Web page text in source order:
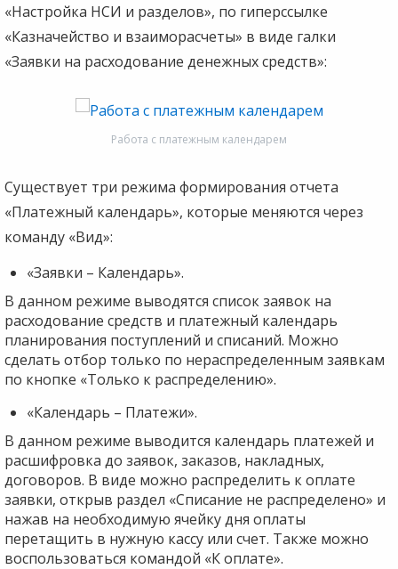
«Настройка НСИ и разделов», по гиперссылке
«Казначейство и взаиморасчеты» в виде галки
«Заявки на расходование денежных средств»:
Работа с платежным календарем
Существует три режима формирования отчета
«Платежный календарь», которые меняются через
команду «Вид»:
«Заявки – Календарь».
В данном режиме выводятся список заявок на
расходование средств и платежный календарь
планирования поступлений и списаний. Можно
сделать отбор только по нераспределенным заявкам
по кнопке «Только к распределению».
«Календарь – Платежи».
В данном режиме выводится календарь платежей и
расшифровка до заявок, заказов, накладных,
договоров. В виде можно распределить к оплате
заявки, открыв раздел «Списание не распределено» и
нажав на необходимую ячейку дня оплаты
перетащить в нужную кассу или счет. Также можно
воспользоваться командой «К оплате».